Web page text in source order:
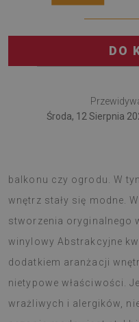
DO
Środa, 12 Sierpnia
balkonu czy ogrodu. W
wnętrz stały się modne.
stworzenia oryginalnego
winylowy Abstrakcyjne
dodatkiem aranżacji
nietypowe właściwości.
wrażliwych i alergików,